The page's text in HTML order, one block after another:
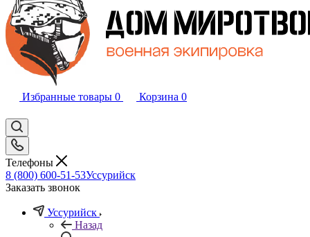
Избранные товары 0 Корзина 0
Телефоны
8 (800) 600-51-53Уссурийск
Заказать звонок
Уссурийск
Назад